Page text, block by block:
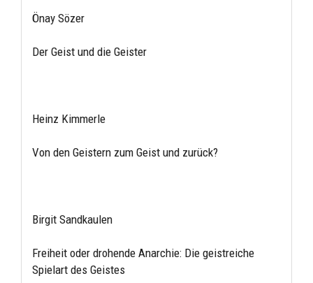
Önay Sözer
Der Geist und die Geister
Heinz Kimmerle
Von den Geistern zum Geist und zurück?
Birgit Sandkaulen
Freiheit oder drohende Anarchie: Die geistreiche
Spielart des Geistes